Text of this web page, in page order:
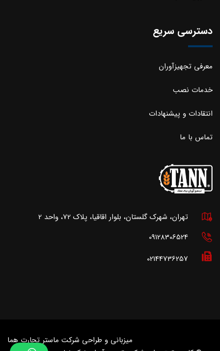
دسترسی سریع
معرفی تجهیزآوران
خدمات نصب
انتقادات و پیشنهادات
تماس با ما
تهران، شهرک گلستان، بلوار اقاقیا، پلاک 72، واحد 2
09128306524
02144736257
میزبانی و طراحی شرکت ماستر تجارت هما